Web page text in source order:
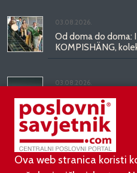
03.08.2026.
Od doma do doma:
KOMPISHÄNG,
03.08.2026.
Kineski BYD
Mercedesove S-
kilometara
Ova web stranica koristi